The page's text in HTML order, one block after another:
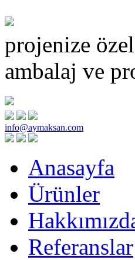
projenize
ambalaj ve
info@aymaksan.com
Anasayfa
Ürünler
Referanslar